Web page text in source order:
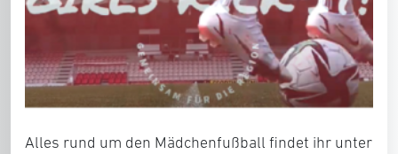
Alles rund um den Mädchenfußball findet ihr unter